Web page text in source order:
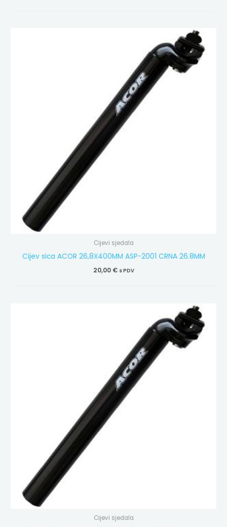
Cijevi sjedala
Cijev sica ACOR 26,8X400MM ASP-2001 CRNA 26.8MM
20,00 € s PDV
Cijevi sjedala